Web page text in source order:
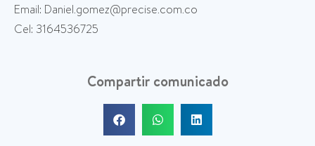
Email: Daniel.gomez@precise.com.co
Cel: 3164536725
Compartir comunicado